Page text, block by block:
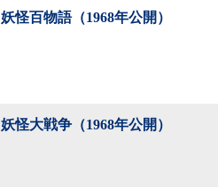
妖怪百物語（1968年公開）
妖怪大戦争（1968年公開）